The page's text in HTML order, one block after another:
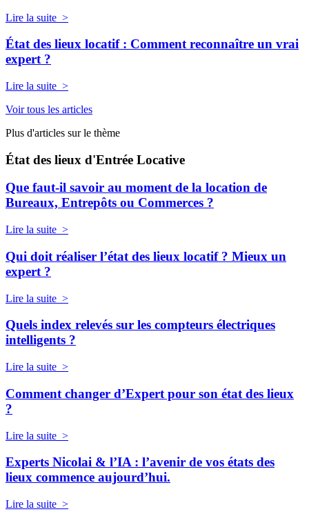
Lire la suite >
État des lieux locatif : Comment reconnaître un vrai
expert ?
Lire la suite >
Voir tous les articles
Plus d'articles sur le thème
État des lieux d'Entrée Locative
Que faut-il savoir au moment de la location de
Bureaux, Entrepôts ou Commerces ?
Lire la suite >
Qui doit réaliser l’état des lieux locatif ? Mieux un
expert ?
Lire la suite >
Quels index relevés sur les compteurs électriques
intelligents ?
Lire la suite >
Comment changer d’Expert pour son état des lieux
?
Lire la suite >
Experts Nicolai & l’IA : l’avenir de vos états des
lieux commence aujourd’hui.
Lire la suite >